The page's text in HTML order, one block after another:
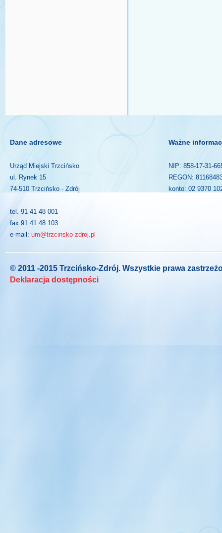
Dane adresowe
Urząd Miejski Trzcińsko
ul. Rynek 15
74-510 Trzcińsko - Zdrój
tel. 91 41 48 001
fax 91 41 48 103
e-mail: um@trzcinsko-zdroj.pl
Ważne
NIP: 858-17-31-
REGON:
konto: 02 9370
© 2011 -2015 Trzcińsko-Zdrój. Wszystkie prawa
Deklaracja dostępności